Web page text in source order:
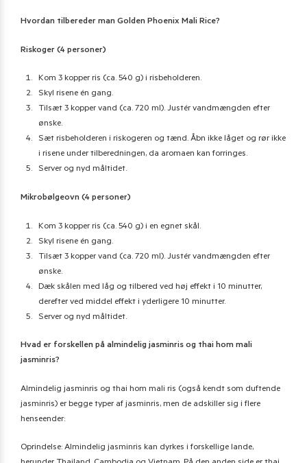
Hvordan tilbereder man Golden Phoenix Mali Rice?
Riskoger (4 personer)
Kom 3 kopper ris (ca. 540 g) i risbeholderen.
Skyl risene én gang.
Tilsæt 3 kopper vand (ca. 720 ml). Justér vandmængden efter
ønske.
Sæt risbeholderen i riskogeren og tænd. Åbn ikke låget og rør ikke
i risene under tilberedningen, da aromaen kan forringes.
Server og nyd måltidet.
Mikrobølgeovn (4 personer)
Kom 3 kopper ris (ca. 540 g) i en egnet skål.
Skyl risene én gang.
Tilsæt 3 kopper vand (ca. 720 ml). Justér vandmængden efter
ønske.
Dæk skålen med låg og tilbered ved høj effekt i 10 minutter,
derefter ved middel effekt i yderligere 10 minutter.
Server og nyd måltidet.
Hvad er forskellen på almindelig jasminris og thai hom mali
jasminris?
Almindelig jasminris og thai hom mali ris (også kendt som duftende
jasminris) er begge typer af jasminris, men de adskiller sig i flere
henseender:
Oprindelse: Almindelig jasminris kan dyrkes i forskellige lande,